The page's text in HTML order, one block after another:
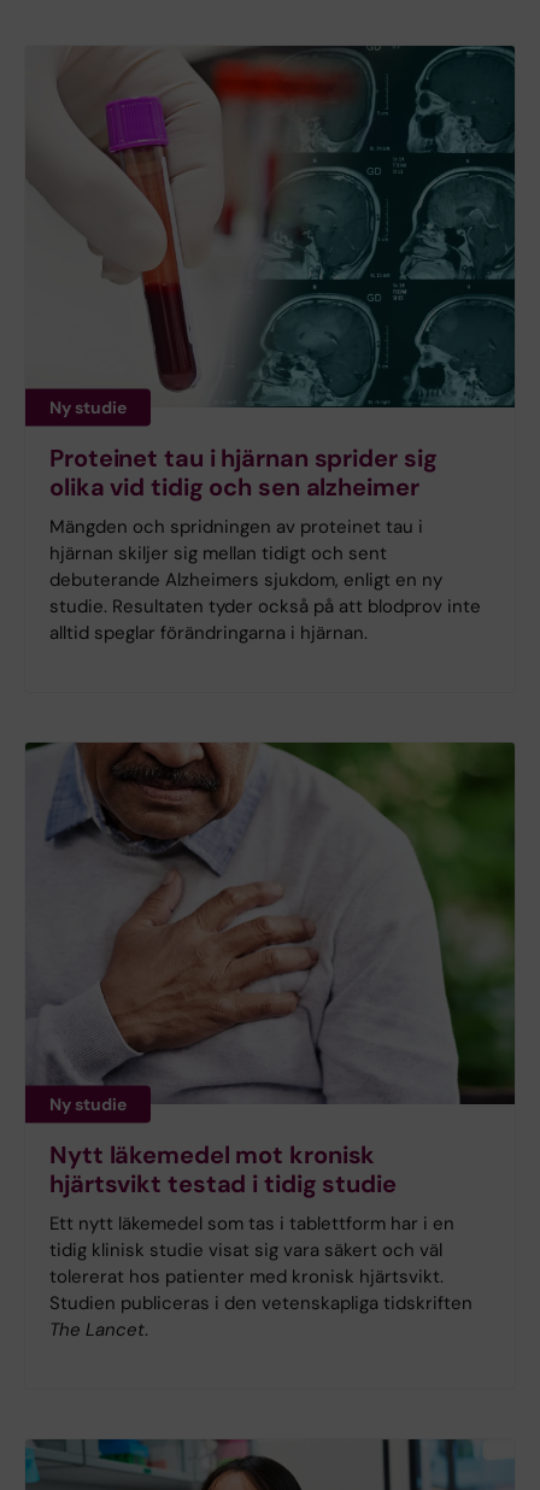
Ny studie
Proteinet tau i hjärnan sprider sig
olika vid tidig och sen alzheimer
Mängden och spridningen av proteinet tau i
hjärnan skiljer sig mellan tidigt och sent
debuterande Alzheimers sjukdom, enligt en ny
studie. Resultaten tyder också på att blodprov inte
alltid speglar förändringarna i hjärnan.
Ny studie
Nytt läkemedel mot kronisk
hjärtsvikt testad i tidig studie
Ett nytt läkemedel som tas i tablettform har i en
tidig klinisk studie visat sig vara säkert och väl
tolererat hos patienter med kronisk hjärtsvikt.
Studien publiceras i den vetenskapliga tidskriften
The Lancet.